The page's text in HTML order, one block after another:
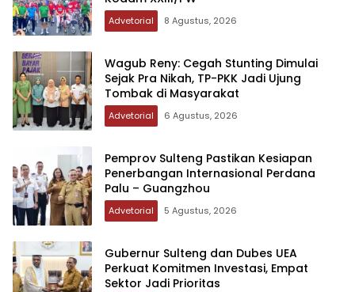
Advetorial 8 Agustus, 2026
Wagub Reny: Cegah Stunting Dimulai
Sejak Pra Nikah, TP-PKK Jadi Ujung
Tombak di Masyarakat
Advetorial 6 Agustus, 2026
Pemprov Sulteng Pastikan Kesiapan
Penerbangan Internasional Perdana
Palu – Guangzhou
Advetorial 5 Agustus, 2026
Gubernur Sulteng dan Dubes UEA
Perkuat Komitmen Investasi, Empat
Sektor Jadi Prioritas